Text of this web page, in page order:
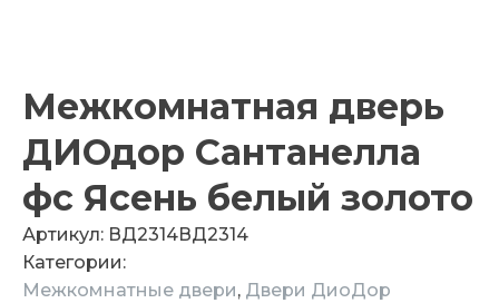
Межкомнатная дверь
ДИОдор Сантанелла
фс Ясень белый золото
Артикул: ВД2314ВД2314
Категории:
Межкомнатные двери, Двери ДиоДор